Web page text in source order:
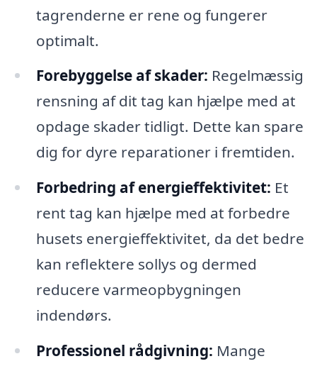
tagrenderne er rene og fungerer
optimalt.
Forebyggelse af skader: Regelmæssig
rensning af dit tag kan hjælpe med at
opdage skader tidligt. Dette kan spare
dig for dyre reparationer i fremtiden.
Forbedring af energieffektivitet: Et
rent tag kan hjælpe med at forbedre
husets energieffektivitet, da det bedre
kan reflektere sollys og dermed
reducere varmeopbygningen
indendørs.
Professionel rådgivning: Mange